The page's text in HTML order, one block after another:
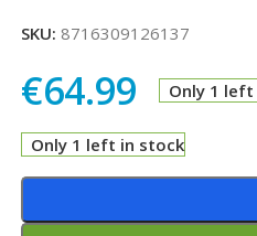
SKU: 8716309126137
€64.99 Only 1
Only 1 left in stock